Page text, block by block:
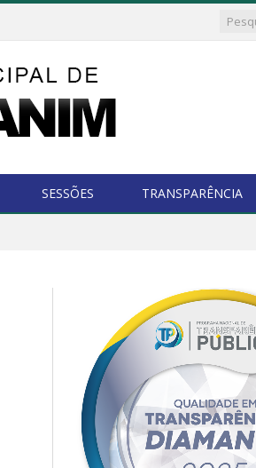
SESSÕES TRANSPARÊNCIA